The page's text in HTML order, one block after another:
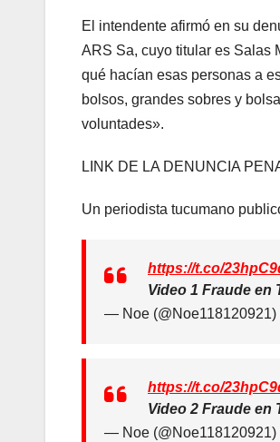
El intendente afirmó en su
ARS Sa, cuyo titular es Salas
qué hacían esas personas a
bolsos, grandes sobres y
voluntades».
LINK DE LA DENUNCIA
Un periodista tucumano
https://t.co/
Video 1 Fraude en
— Noe (@Noe118120921)
https://t.co/
Video 2 Fraude en
— Noe (@Noe118120921)